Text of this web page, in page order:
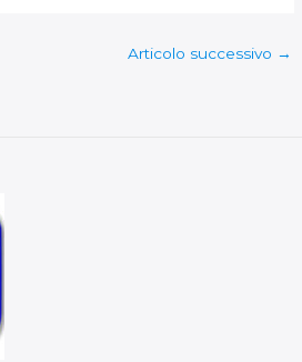
Articolo successivo →